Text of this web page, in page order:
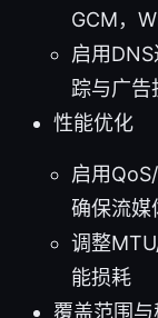
GCM，
启用
踪与广告
性能优化
启用
确保流媒
调整
能损耗
覆盖范围与